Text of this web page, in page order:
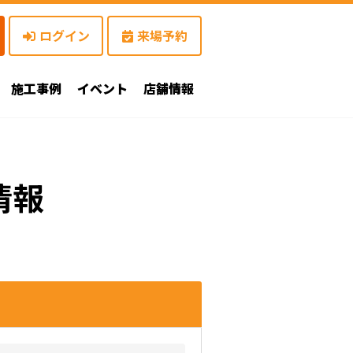
ログイン 来場予約
施工事例 イベント 店舗情報
報